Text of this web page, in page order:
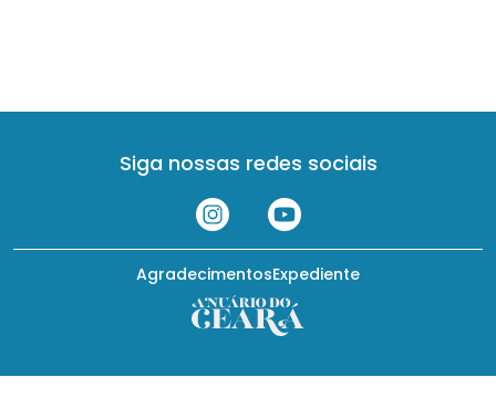
Siga nossas redes sociais
Expediente
Agradecimentos